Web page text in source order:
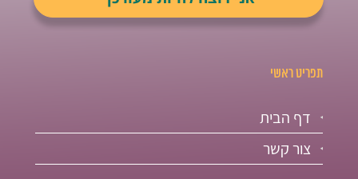
תפריט ראשי
דף הבית
צור קשר